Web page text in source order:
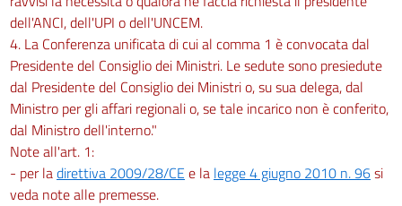
dell'ANCI, dell'UPI o dell'UNCEM.
4. La Conferenza unificata di cui al comma 1 è convocata dal
Presidente del Consiglio dei Ministri. Le sedute sono presiedute
dal Presidente del Consiglio dei Ministri o, su sua delega, dal
Ministro per gli affari regionali o, se tale incarico non è conferito,
dal Ministro dell'interno."
Note all'art. 1:
- per ladirettiva 2009/28/CE e la legge 4 giugno 2010 n. 96si
veda note alle premesse.